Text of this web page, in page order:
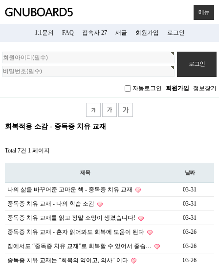
메뉴
1:1문의 FAQ 접속자 27 새글 회원가입 로그인
회
원
로
자동로그인 회원가입 정보찾기
회복적용 소감 - 중독증 치유 교재
Total 7건 1 페이지
제목 날짜
나의 삶을 바꾸어준 고마운 책 - 중독증 치유 교재 03-31
중독증 치유 교재 - 나의 학습 소감 03-31
중독증 치유 교재를 읽고 정말 소망이 생겼습니다! 03-31
중독증 치유 교재 - 혼자 읽어봐도 회복에 도움이 된다 03-26
집에서도 “중독증 치유 교재”로 회복할 수 있어서 좋습… 03-26
중독증 치유 교재는 "회복의 약이고, 의사" 이다 03-26